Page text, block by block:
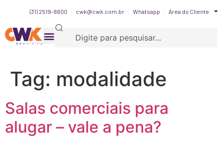
(31) 2519-8600 cwk@cwk.com.br Whatsapp Área do Cliente
Tag: modalidade
Salas comerciais para
alugar – vale a pena?